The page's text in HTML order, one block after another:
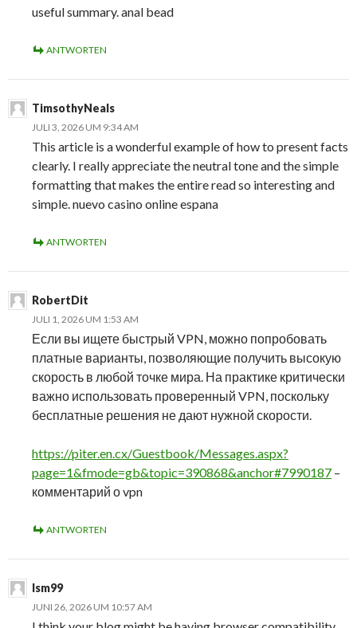
useful summary. anal bead
ANTWORTEN
TimsothyNeals
JULI 3, 2026 UM 9:34 AM
This article is a wonderful example of how to present facts
clearly. I really appreciate the neutral tone and the simple
formatting that makes the entire read so interesting and
simple. nuevo casino online espana
ANTWORTEN
RobertDit
JULI 1, 2026 UM 1:53 AM
Если вы ищете быстрый VPN, можно попробовать
платные варианты, позволяющие получить высокую
скорость в любой точке мира. На практике критически
важно использовать проверенный VPN, поскольку
бесплатные решения не дают нужной скорости.
https://piter.en.cx/Guestbook/Messages.aspx?
page=1&fmode=gb&topic=390868&anchor#7990187 –
комментарий о vpn
ANTWORTEN
lsm99
JUNI 26, 2026 UM 10:57 AM